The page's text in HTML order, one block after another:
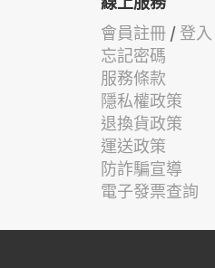
線上服務
會員註冊 / 登入
忘記密碼
服務條款
隱私權政策
退換貨政策
運送政策
防詐騙宣導
電子發票查詢